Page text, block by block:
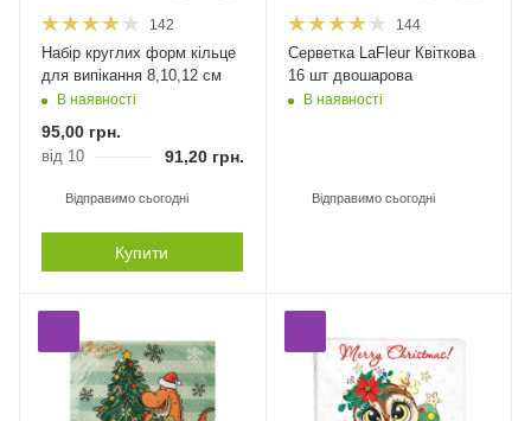
142
Набір круглих форм кільце
для випікання 8,10,12 см
В наявності
95,00 грн.
від 10 91,20 грн.
Відправимо сьогодні
Купити
144
Серветка LaFleur Квіткова
16 шт двошарова
В наявності
Відправимо сьогодні